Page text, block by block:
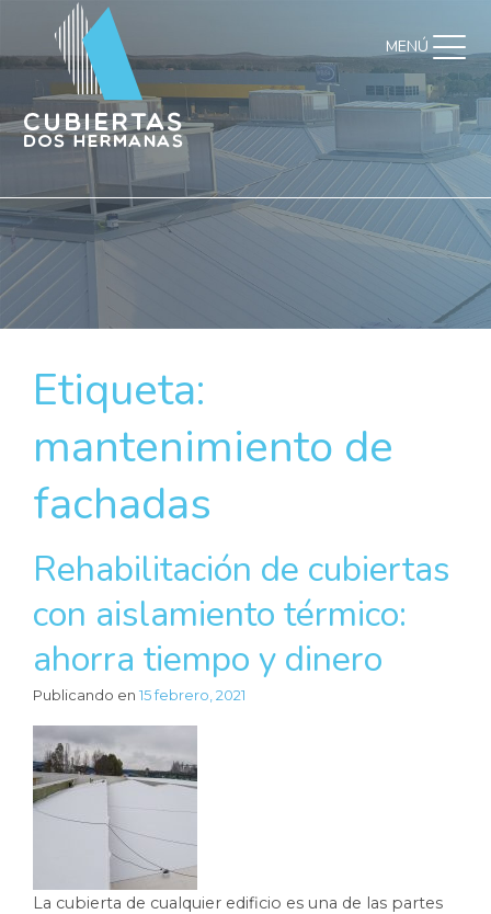
Etiqueta:
mantenimiento de
fachadas
Rehabilitación de cubiertas
con aislamiento térmico:
ahorra tiempo y dinero
Publicando en 15 febrero, 2021
La cubierta de cualquier edificio es una de las partes
MENÚ